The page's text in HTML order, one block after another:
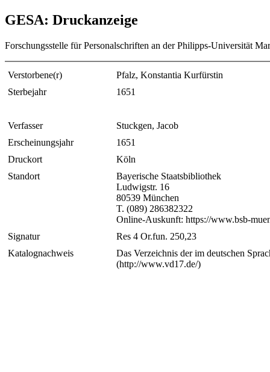
GESA: Druckanzeige
Forschungsstelle für Personalschriften an der Philipps-Universität
Verstorbene(r)
Pfalz, Konstantia Kurfürstin
Sterbejahr
1651
Verfasser
Stuckgen, Jacob
Erscheinungsjahr
1651
Druckort
Köln
Standort
Bayerische Staatsbibliothek
Ludwigstr. 16
80539 München
T. (089) 286382322
Online-Auskunft: https://www.bsb-
Signatur
Res 4 Or.fun. 250,23
Katalognachweis
Das Verzeichnis der im deutschen
(http://www.vd17.de/)